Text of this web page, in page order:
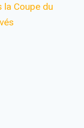
Coupe du